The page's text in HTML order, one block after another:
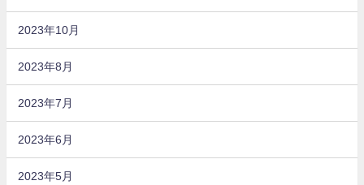
2023年10月
2023年8月
2023年7月
2023年6月
2023年5月